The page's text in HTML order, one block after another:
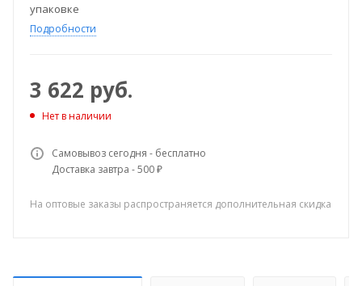
упаковке
Подробности
3 622 руб.
Нет в наличии
Самовывоз сегодня - бесплатно
Доставка завтра - 500 ₽
На оптовые заказы распространяется дополнительная скидка